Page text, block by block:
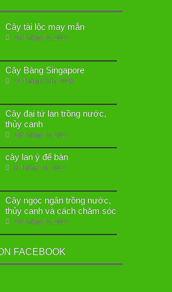
Cây tài lộc may mắn
15 Tháng Tư, 2017
Cây Bàng Singapore
11 Tháng Chín, 2018
Cây đại tứ lan trồng nước,
thủy canh
16 Tháng Tư, 2017
cây lan ý để bàn
8 Tháng Tư, 2017
Cây ngọc ngân trồng nước,
thủy canh và cách chăm sóc
13 Tháng Tư, 2017
FACEBOOK